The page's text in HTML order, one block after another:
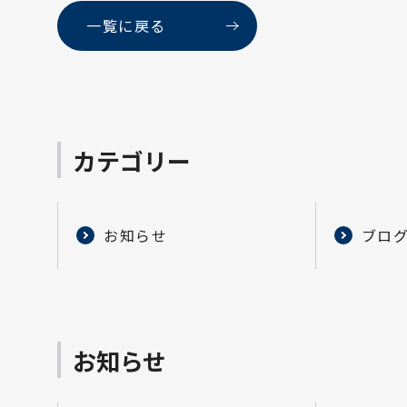
一覧に戻る
カテゴリー
お知らせ ブロ
お知らせ